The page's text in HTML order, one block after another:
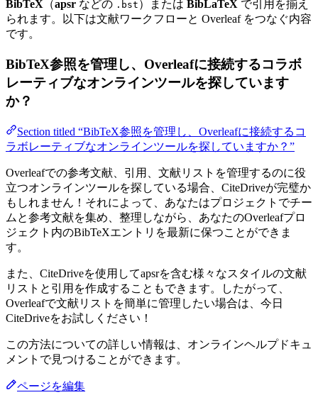
BibTeX （apsr などの .bst ）または BibLaTeX で引用を揃え
られます。以下は文献ワークフローと Overleaf をつなぐ内容
です。
BibTeX参照を管理し、Overleafに接続するコラボ
レーティブなオンラインツールを探しています
か？
Section titled “BibTeX参照を管理し、Overleafに接続するコ
ラボレーティブなオンラインツールを探していますか？”
Overleafでの参考文献、引用、文献リストを管理するのに役
立つオンラインツールを探している場合、CiteDriveが完璧か
もしれません！それによって、あなたはプロジェクトでチー
ムと参考文献を集め、整理しながら、あなたのOverleafプロ
ジェクト内のBibTeXエントリを最新に保つことができま
す。
また、CiteDriveを使用してapsrを含む様々なスタイルの文献
リストと引用を作成することもできます。したがって、
Overleafで文献リストを簡単に管理したい場合は、今日
CiteDriveをお試しください！
この方法についての詳しい情報は、オンラインヘルプドキュ
メントで見つけることができます。
ページを編集